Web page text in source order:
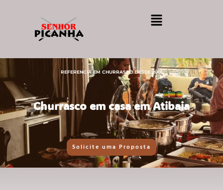
REFERENCIA EM CHURRASCO DESDE 2001
Churrasco em casa em Atibaia
Solicite uma Proposta